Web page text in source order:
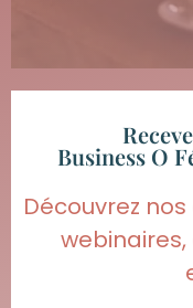
Business O
Découvrez